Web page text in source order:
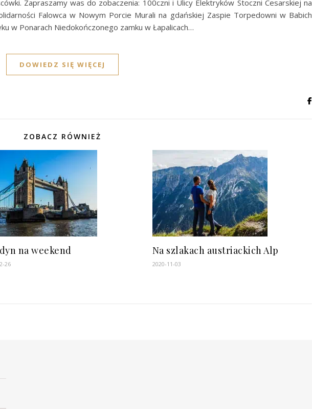
Zapraszamy was do zobaczenia: 100czni i Ulicy Elektryków Stoczni Cesarskiej na
Falowca w Nowym Porcie Murali na gdańskiej Zaspie Torpedowni w Babich
w Ponarach Niedokończonego zamku w Łapalicach…
DOWIEDZ SIĘ WIĘCEJ
ZOBACZ RÓWNIEŻ
na weekend
26
Na szlakach austriackich Alp
2020-11-03